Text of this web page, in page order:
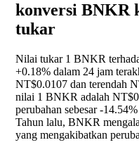
konversi BNKR
tukar
Nilai tukar 1 BNKR
+0.18% dalam 24 jam
NT$0.0107 dan terendah
nilai 1 BNKR adalah
perubahan sebesar-14.54%
Tahun lalu, BNKR
yang mengakibatkan